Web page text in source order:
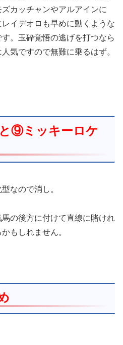
カッチャンやアルアインに
イデオロも早めに動くような
。玉砕覚悟の逃げを打つなら
気ですので無難に乗るはず。
と⑨ミッキーロケ
なので消し。
馬の後方に付けて直線に賭けれ
もしれません。